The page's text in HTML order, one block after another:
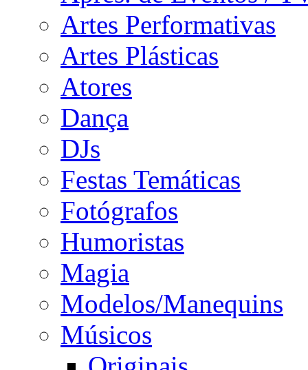
Artes Performativas
Artes Plásticas
Atores
Dança
DJs
Festas Temáticas
Fotógrafos
Humoristas
Magia
Modelos/Manequins
Músicos